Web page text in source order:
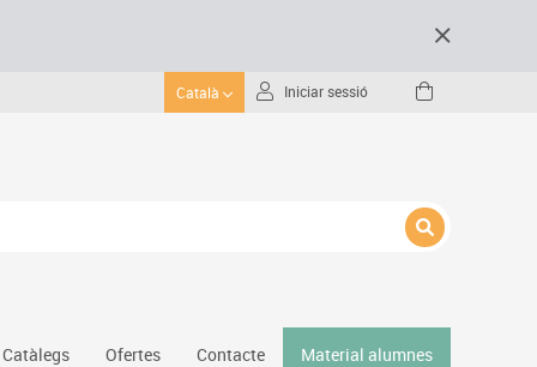
Català Iniciar sessió
Catàlegs Ofertes Contacte Material alumnes